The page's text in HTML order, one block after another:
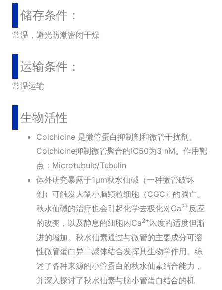
储存条件：
常温，避光防潮密闭干燥
运输条件：
常温运输
生物活性
Colchicine 是微管蛋白抑制剂和微管干扰剂。
Colchicine抑制微管聚合的IC50为3 nM。作用靶
点：Microtubule/Tubulin
体外研究暴露于1μm秋水仙碱（一种微管破坏
剂）可触发大鼠小脑颗粒细胞（CGC）的凋亡。
秋水仙碱的治疗也会引起化学去极化对Ca2+ 反应
的改变，以及静息的细胞内Ca2+浓度的适度但渐
进的增加。秋水仙素通过与微管的主要成分可溶
性微管蛋白异二聚体结合发挥其生物学作用。综
述了各种来源的小管蛋白的秋水仙素结合能力，
并深入探讨了秋水仙素与脑小管蛋白结合的机